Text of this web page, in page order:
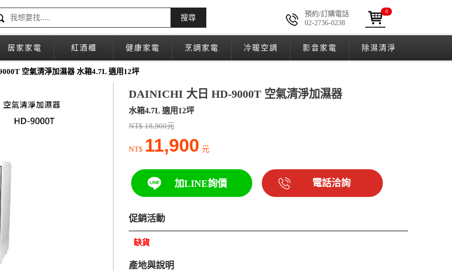
搜尋
預約/訂購電話
02-2736-0238
0
居家家電 紅酒櫃 健康家電 烹調家電 冷暖空調 影音家電 除濕清淨
空氣清淨加濕器 水箱4.7L 適用12坪
DAINICHI 大日 HD-9000T 空氣清淨加濕器
水箱4.7L 適用12坪
NT$ 18,900元
NT$ 11,900 元
加LINE詢價 電話洽詢
促銷活動
缺貨
產地與說明